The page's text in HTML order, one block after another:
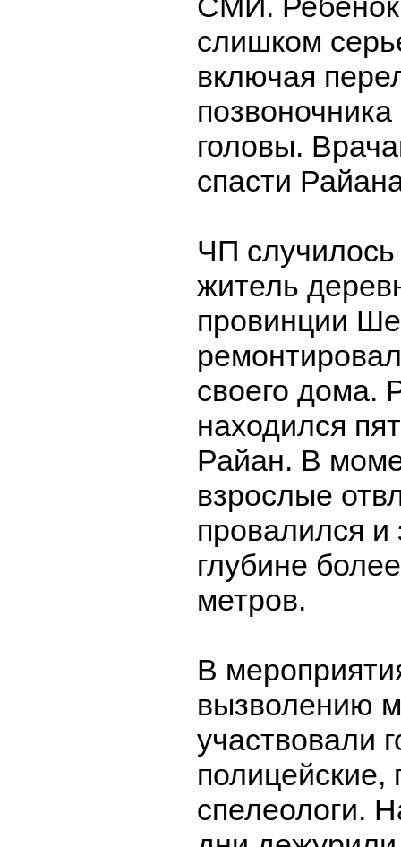
слишком
включая
головы.
спасти
ЧП
житель
провинции
своего дома.
находился
Райан. В
взрослые
провалился и
глубине
метров.
В
вызволению
участвовали
полицейские,
спелеологи.